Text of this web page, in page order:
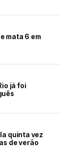
mata 6 em
já foi
quinta vez
de verão